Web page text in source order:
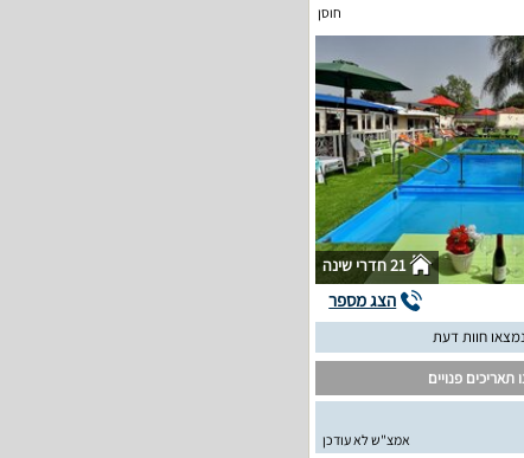
חוסן
21 חדרי שינה
הצג מספר
חוות דעת
תאריכים פנויים
אמצ"ש לא עודכן